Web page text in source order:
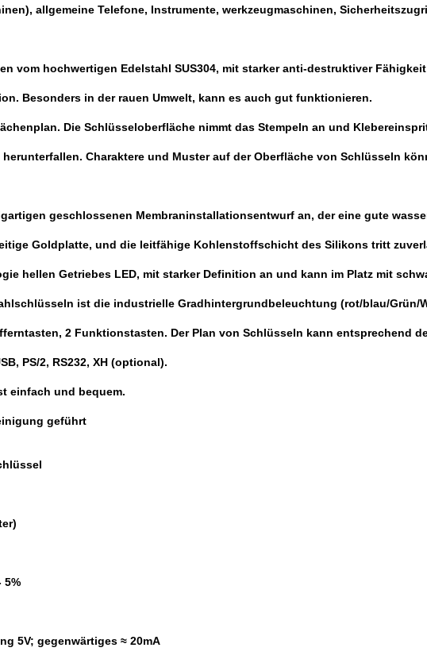
allgemeine Telefone, Instrumente, werkzeugmaschinen,
vom hochwertigen Edelstahl SUS304, mit starker anti-destruktiver
Besonders in der rauen Umwelt, kann es auch gut funktionieren.
Die Schlüsseloberfläche nimmt das Stempeln an und
Charaktere und Muster auf der Oberfläche von Schlüsseln
geschlossenen Membraninstallationsentwurf an, der eine gute
Goldplatte, und die leitfähige Kohlenstoffschicht des Silikons tritt
hellen Getriebes LED, mit starker Definition an und kann im Platz mit
ist die industrielle Gradhintergrundbeleuchtung (rot/blau/Grün/
2 Funktionstasten. Der Plan von Schlüsseln kann entsprechend
PS/2, RS232, XH (optional).
einfach und bequem.
geführt
5%
5V; gegenwärtiges ≈ 20mA